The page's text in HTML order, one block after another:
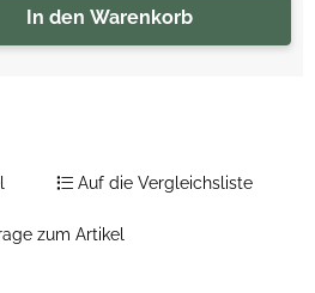
In den Warenkorb
zum Artikel
Auf die Vergleichsliste